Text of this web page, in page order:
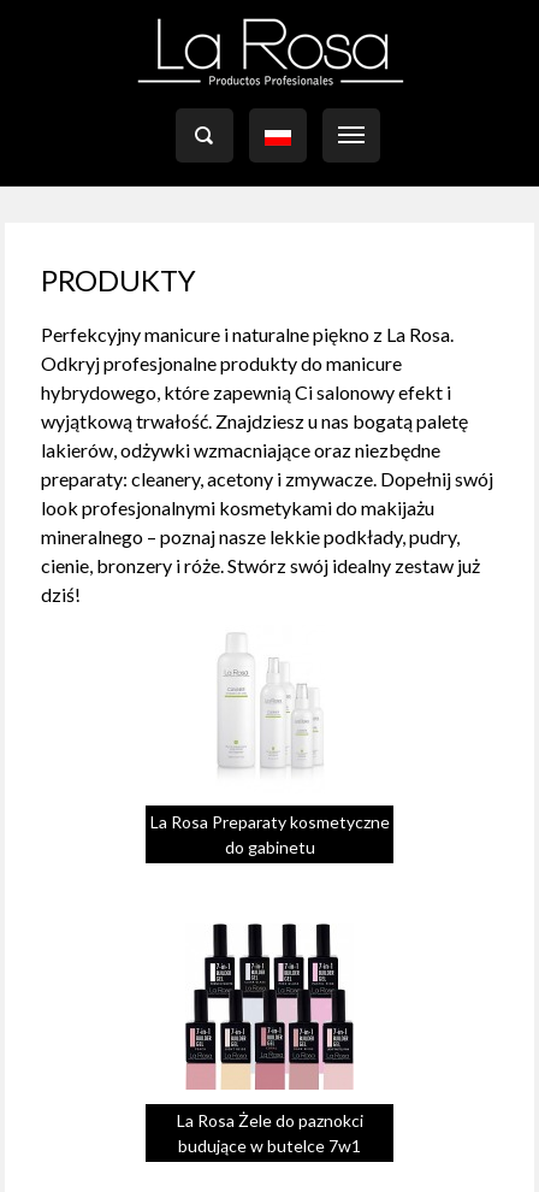

PRODUKTY
Perfekcyjny manicure i naturalne piękno z La Rosa.
Odkryj profesjonalne produkty do manicure
hybrydowego, które zapewnią Ci salonowy efekt i
wyjątkową trwałość. Znajdziesz u nas bogatą paletę
lakierów, odżywki wzmacniające oraz niezbędne
preparaty: cleanery, acetony i zmywacze. Dopełnij swój
look profesjonalnymi kosmetykami do makijażu
mineralnego – poznaj nasze lekkie podkłady, pudry,
cienie, bronzery i róże. Stwórz swój idealny zestaw już
dziś!
La Rosa Preparaty kosmetyczne
do gabinetu
La Rosa Żele do paznokci
budujące w butelce 7w1